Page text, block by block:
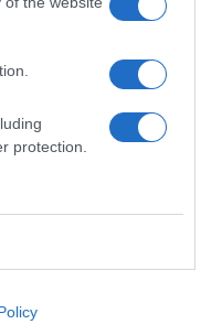
protection.
le tue informazioni siano
delle nostre e-mail.